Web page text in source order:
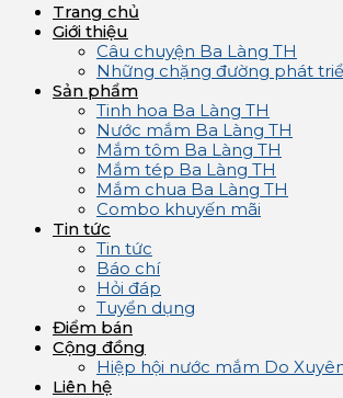
Trang chủ
Giới thiệu
Câu chuyện Ba Làng TH
Những chặng đường phát
Sản phẩm
Tinh hoa Ba Làng TH
Nước mắm Ba Làng TH
Mắm tôm Ba Làng TH
Mắm tép Ba Làng TH
Mắm chua Ba Làng TH
Combo khuyến mãi
Tin tức
Tin tức
Báo chí
Hỏi đáp
Tuyển dụng
Điểm bán
Cộng đồng
Hiệp hội nước mắm Do
Liên hệ